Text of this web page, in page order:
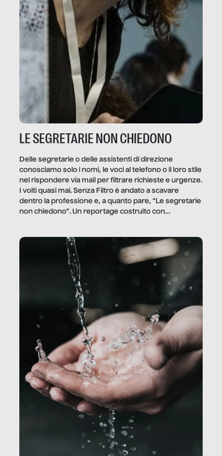
LE SEGRETARIE NON CHIEDONO
Delle segretarie o delle assistenti di direzione
conosciamo solo i nomi, le voci al telefono o il loro stile
nel rispondere via mail per filtrare richieste e urgenze.
I volti quasi mai. Senza Filtro è andato a scavare
dentro la professione e, a quanto pare, “Le segretarie
non chiedono”. Un reportage costruito con